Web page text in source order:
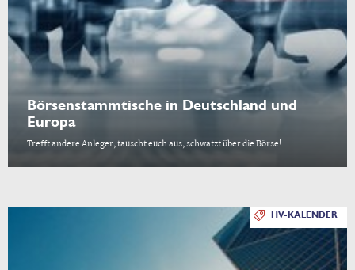
Börsenstammtische in Deutschland und
Europa
Trefft andere Anleger, tauscht euch aus, schwatzt über die Börse!
HV-KALENDER